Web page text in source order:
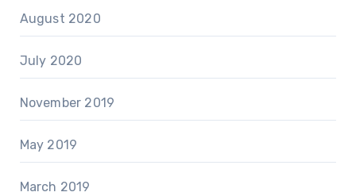
August 2020
July 2020
November 2019
May 2019
March 2019